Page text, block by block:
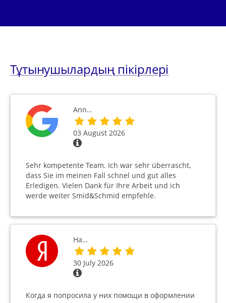
Тұтынушылардың пікірлері
Ann…
03 August 2026
Sehr kompetente Team. Ich war sehr überrascht,
dass Sie im meinen Fall schnel und gut alles
Erledigen. Vielen Dank für Ihre Arbeit und ich
werde weiter Smid&Schmid empfehle.
На…
30 July 2026
Когда я попросила у них помощи в оформлении